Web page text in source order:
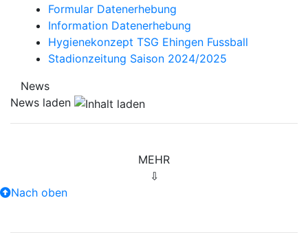
Formular Datenerhebung
Information Datenerhebung
Hygienekonzept TSG Ehingen Fussball
Stadionzeitung Saison 2024/2025
News
News laden
MEHR
⇩
Nach oben